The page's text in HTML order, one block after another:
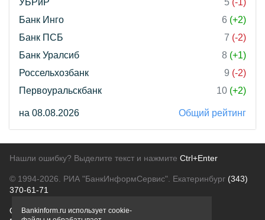
УБРиР
5 (-1)
Банк Инго
6 (+2)
Банк ПСБ
7 (-2)
Банк Уралсиб
8 (+1)
Россельхозбанк
9 (-2)
Первоуральскбанк
10 (+2)
на 08.08.2026 Общий рейтинг
Нашли ошибку? Выделите текст и нажмите Ctrl+Enter
© 1994-2026. РИА "БанкИнформСервис". Екатеринбург (343)
370-61-71
О проектеПолитика конфиденциальности
Bankinform.ru использует cookie-